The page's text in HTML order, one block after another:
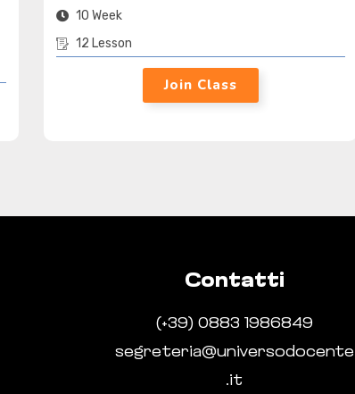
10 Week
12 Lesson
Join Class
Contatti
(+39) 0883 1986849
segreteria@universodocente
.it